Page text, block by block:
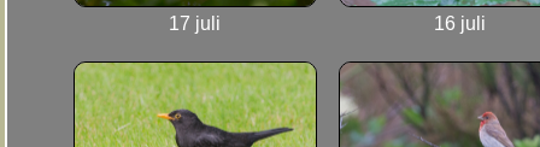
17 juli 16 juli